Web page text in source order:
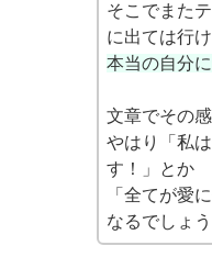
そこでまた
に出ては行け
本当の自分
文章でその
やはり「私
す！」とか
「全てが愛
なるでしょう